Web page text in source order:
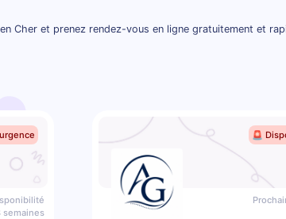
Cher et prenez rendez-vous en ligne gratuitement et
semaines
🚨